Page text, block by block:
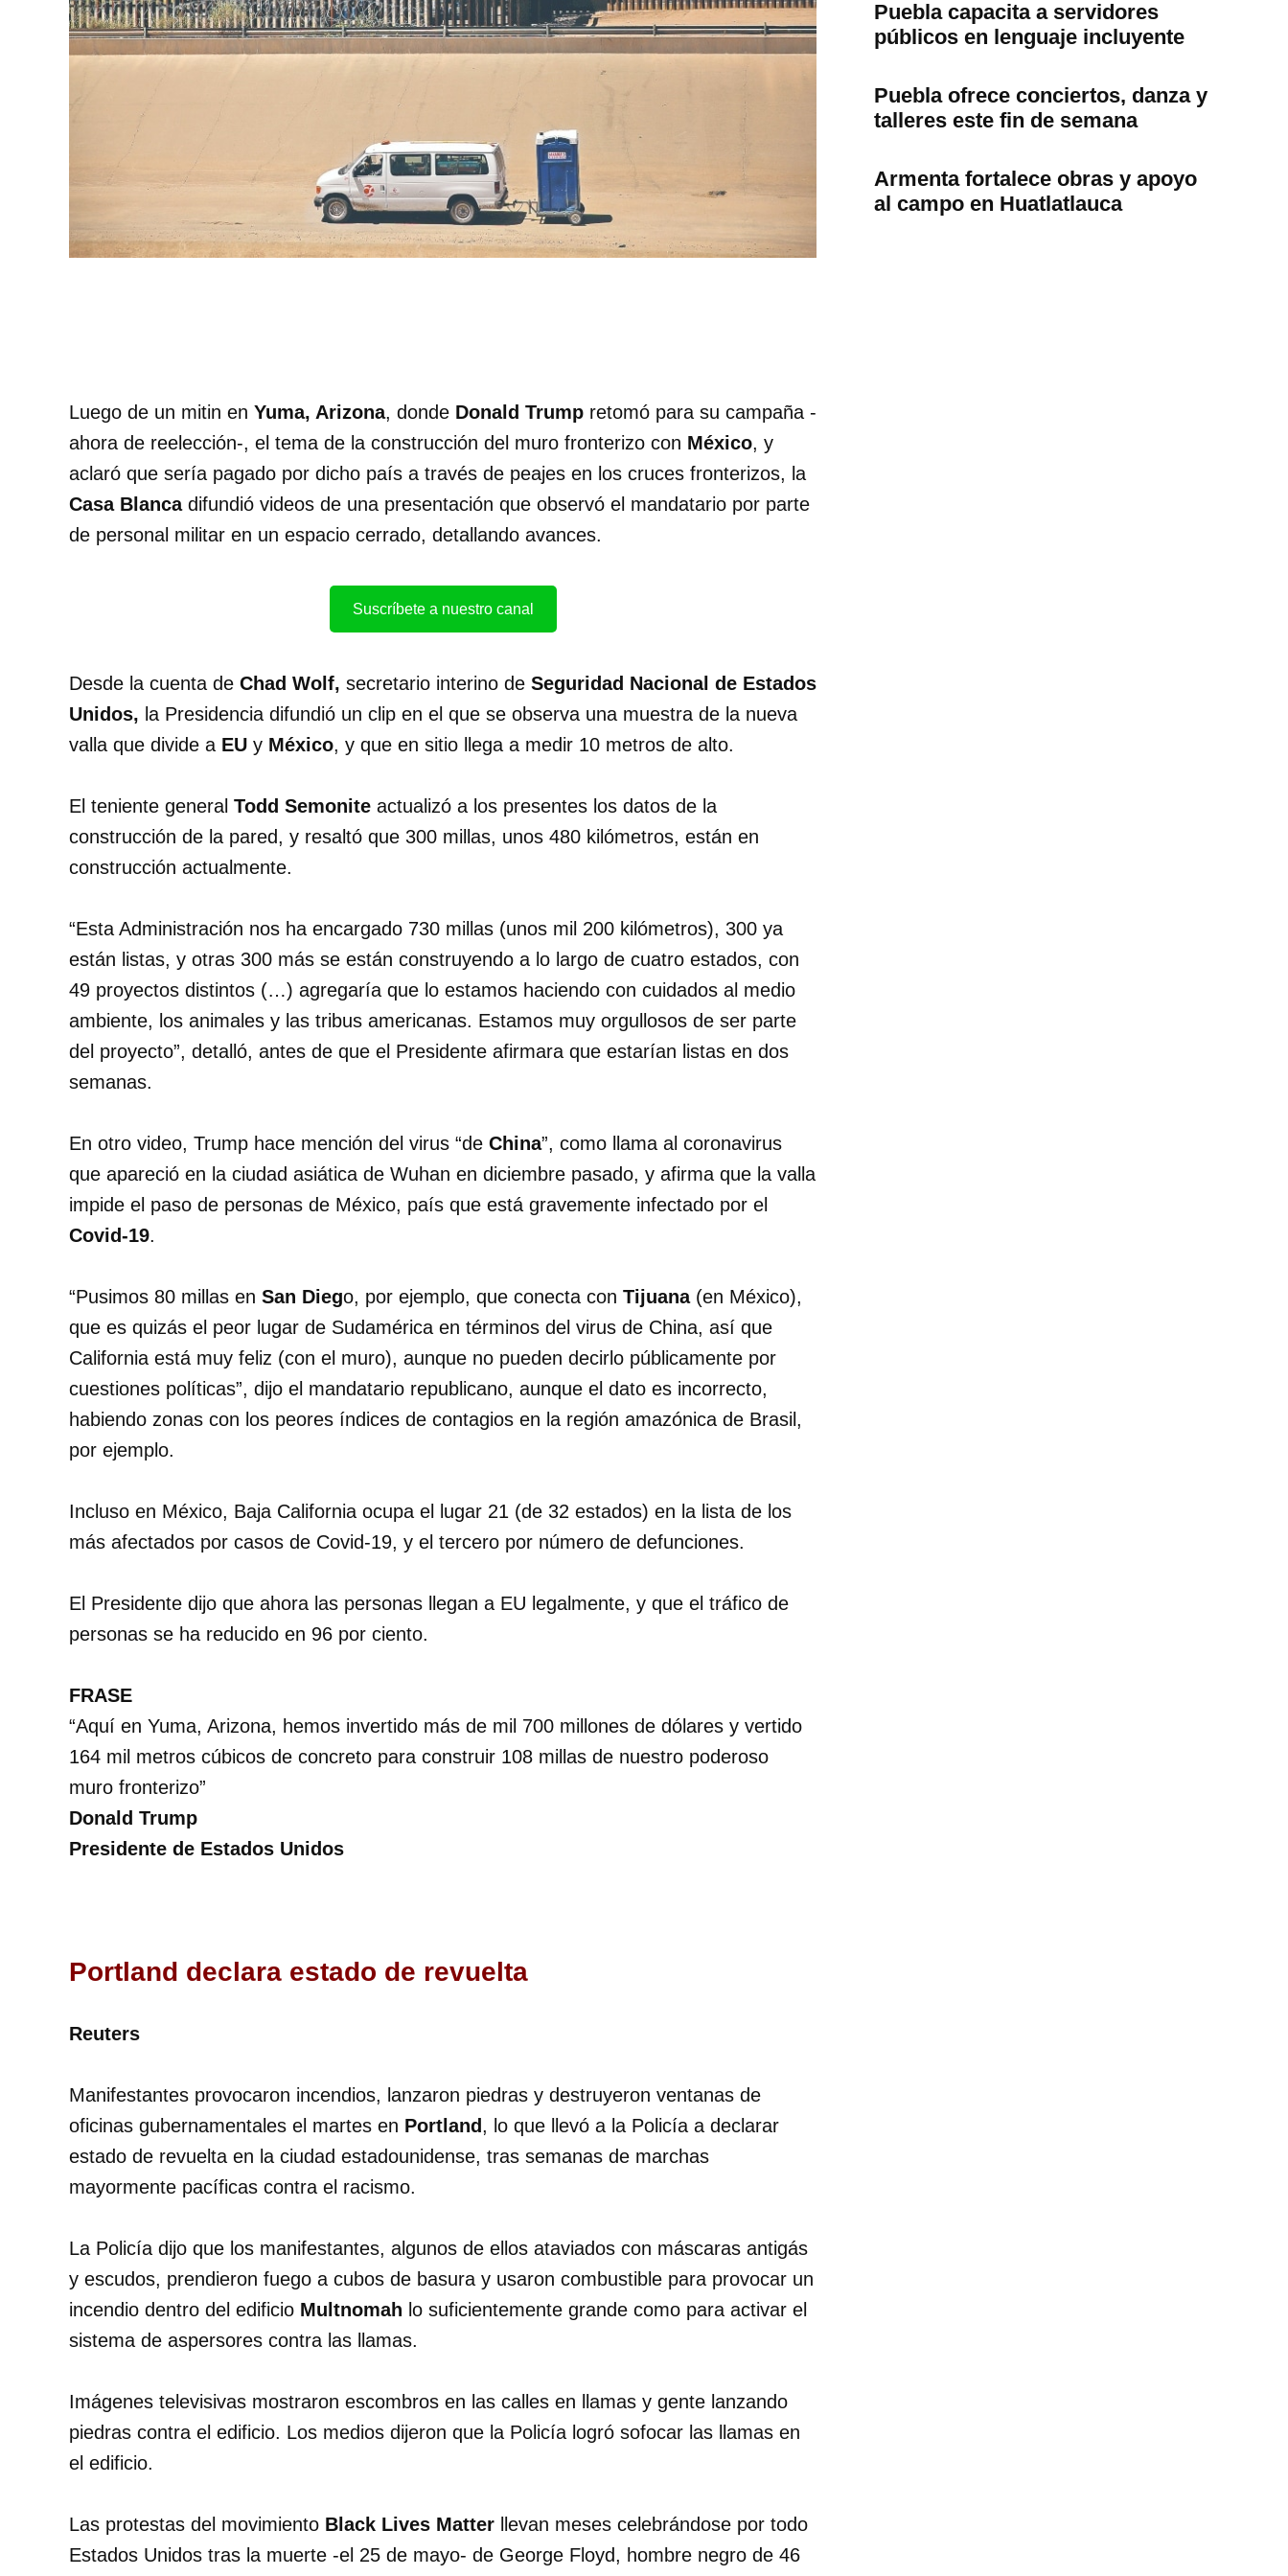
Luego de un mitin en Yuma, Arizona, donde Donald Trump retomó para su campaña -
ahora de reelección-, el tema de la construcción del muro fronterizo con México, y
aclaró que sería pagado por dicho país a través de peajes en los cruces fronterizos, la
Casa Blancadifundió videos de una presentación que observó el mandatario por parte
de personal militar en un espacio cerrado, detallando avances.
Suscríbete a nuestro canal
Desde la cuenta de Chad Wolf, secretario interino de Seguridad Nacional de Estados
Unidos, la Presidencia difundió un clip en el que se observa una muestra de la nueva
valla que divide a EU y México, y que en sitio llega a medir 10 metros de alto.
El teniente general Todd Semonite actualizó a los presentes los datos de la
construcción de la pared, y resaltó que 300 millas, unos 480 kilómetros, están en
construcción actualmente.
“Esta Administración nos ha encargado 730 millas (unos mil 200 kilómetros), 300 ya
están listas, y otras 300 más se están construyendo a lo largo de cuatro estados, con
49 proyectos distintos (…) agregaría que lo estamos haciendo con cuidados al medio
ambiente, los animales y las tribus americanas. Estamos muy orgullosos de ser parte
del proyecto”, detalló, antes de que el Presidente afirmara que estarían listas en dos
semanas.
En otro video, Trump hace mención del virus “de China”, como llama al coronavirus
que apareció en la ciudad asiática de Wuhan en diciembre pasado, y afirma que la valla
impide el paso de personas de México, país que está gravemente infectado por el
Covid-19.
“Pusimos 80 millas en San Diego, por ejemplo, que conecta con Tijuana(en México),
que es quizás el peor lugar de Sudamérica en términos del virus de China, así que
California está muy feliz (con el muro), aunque no pueden decirlo públicamente por
cuestiones políticas”, dijo el mandatario republicano, aunque el dato es incorrecto,
habiendo zonas con los peores índices de contagios en la región amazónica de Brasil,
por ejemplo.
Incluso en México, Baja California ocupa el lugar 21 (de 32 estados) en la lista de los
más afectados por casos de Covid-19, y el tercero por número de defunciones.
El Presidente dijo que ahora las personas llegan a EU legalmente, y que el tráfico de
personas se ha reducido en 96 por ciento.
FRASE
“Aquí en Yuma, Arizona, hemos invertido más de mil 700 millones de dólares y vertido
164 mil metros cúbicos de concreto para construir 108 millas de nuestro poderoso
muro fronterizo”
Donald Trump
Presidente de Estados Unidos
Portland declara estado de revuelta
Reuters
Manifestantes provocaron incendios, lanzaron piedras y destruyeron ventanas de
oficinas gubernamentales el martes en Portland , lo que llevó a la Policía a declarar
estado de revuelta en la ciudad estadounidense, tras semanas de marchas
mayormente pacíficas contra el racismo.
La Policía dijo que los manifestantes, algunos de ellos ataviados con máscaras antigás
y escudos, prendieron fuego a cubos de basura y usaron combustible para provocar un
incendio dentro del edificio Multnomah lo suficientemente grande como para activar el
sistema de aspersores contra las llamas.
Imágenes televisivas mostraron escombros en las calles en llamas y gente lanzando
piedras contra el edificio. Los medios dijeron que la Policía logró sofocar las llamas en
el edificio.
Las protestas del movimiento Black Lives Matter llevan meses celebrándose por todo
Estados Unidos tras la muerte -el 25 de mayo- de George Floyd, hombre negro de 46
Puebla capacita a servidores
públicos en lenguaje incluyente
Puebla ofrece conciertos, danza y
talleres este fin de semana
Armenta fortalece obras y apoyo
al campo en Huatlatlauca